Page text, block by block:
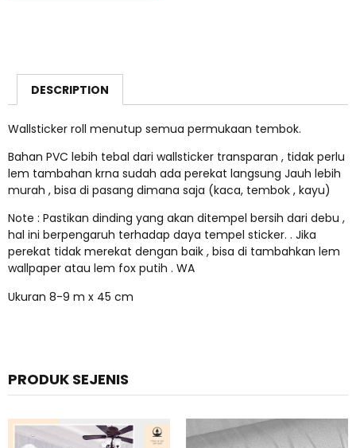
DESCRIPTION
Wallsticker roll menutup semua permukaan tembok.
Bahan PVC lebih tebal dari wallsticker transparan , tidak perlu
lem tambahan krna sudah ada perekat langsung Jauh lebih
murah , bisa di pasang dimana saja (kaca, tembok , kayu)
Note : Pastikan dinding yang akan ditempel bersih dari debu ,
hal ini berpengaruh terhadap daya tempel sticker. . Jika
perekat tidak merekat dengan baik , bisa di tambahkan lem
wallpaper atau lem fox putih . WA
Ukuran 8-9 m x 45 cm
PRODUK SEJENIS